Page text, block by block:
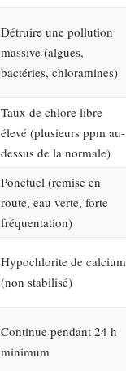
Détruire une pollution
massive (algues,
bactéries, chloramines)
Taux de chlore libre
élevé (plusieurs ppm au-
dessus de la normale)
Ponctuel (remise en
route, eau verte, forte
fréquentation)
Hypochlorite de calcium
(non stabilisé)
Continue pendant 24 h
minimum